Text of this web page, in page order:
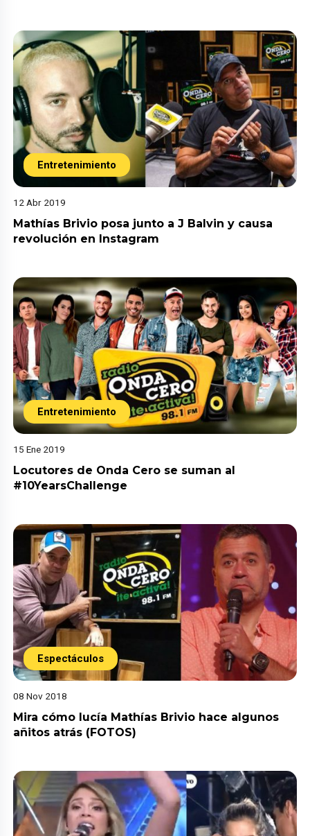
Entretenimiento
12 Abr 2019
Mathías Brivio posa junto a J Balvin y causa
revolución en Instagram
Entretenimiento
15 Ene 2019
Locutores de Onda Cero se suman al
#10YearsChallenge
Espectáculos
08 Nov 2018
Mira cómo lucía Mathías Brivio hace algunos
añitos atrás (FOTOS)